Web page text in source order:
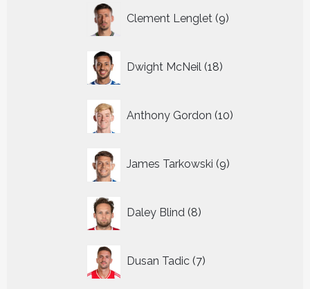
Clement Lenglet 9
producten
Dwight McNeil 18
producten
Anthony Gordon 10
producten
James Tarkowski 9
producten
Daley Blind 8
producten
Dusan Tadic 7
producten